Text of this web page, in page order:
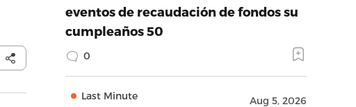
eventos de recaudación de fondos su
cumpleaños 50
0
Last Minute Aug 5, 2026